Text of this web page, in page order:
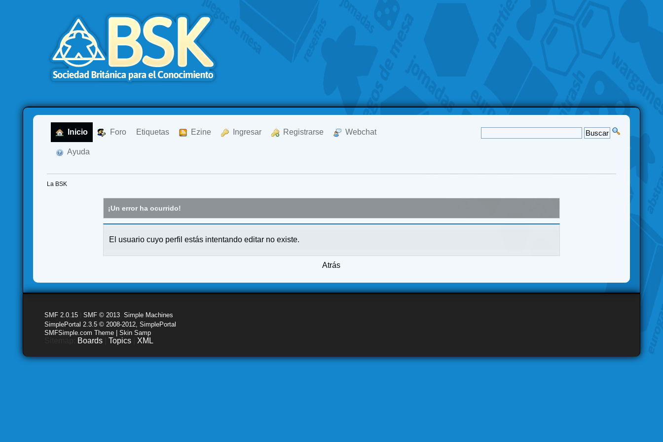
Inicio Foro Etiquetas Ezine Ingresar Registrarse Webchat
Ayuda
La BSK
¡Un error ha ocurrido!
El usuario cuyo perfil estás intentando editar no existe.
Atrás
SMF 2.0.15 |SMF © 2013 ,Simple Machines
SimplePortal 2.3.5 © 2008-2012, SimplePortal
SMFSimple.com Theme | Skin Samp
Boards |Topics XML